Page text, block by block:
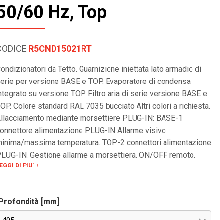
60 Hz, Top
R5CND15021RT
da Tetto. Guarnizione iniettata lato armadio di
per versione BASE e TOP. Evaporatore di condensa
su versione TOP. Filtro aria di serie versione BASE e
Colore standard RAL 7035 bucciato Altri colori a richiesta.
mediante morsettiere PLUG-IN: BASE-1
alimentazione PLUG-IN Allarme visivo
massima temperatura. TOP-2 connettori alimentazione
IN. Gestione allarme a morsettiera. ON/OFF remoto.
RS485 OPTIONAL per controllo remoto. Tensioni
DI PIU' +
[mm]